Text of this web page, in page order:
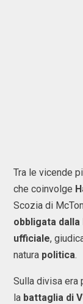
Tra le vicende
che coinvolge
Scozia di
obbligata
ufficiale,
natura politica.
Sulla divisa era
la battaglia di